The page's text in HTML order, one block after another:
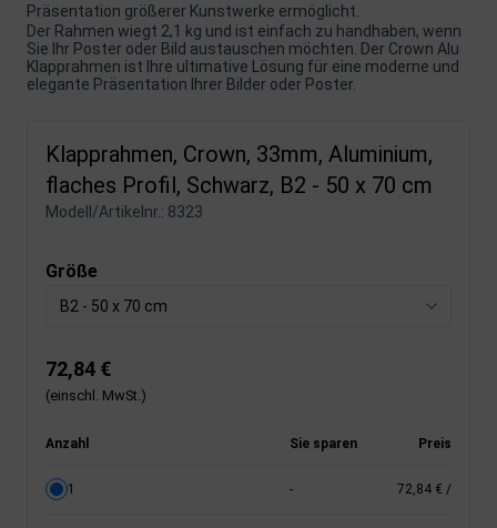
Präsentation größerer Kunstwerke ermöglicht.
Der Rahmen wiegt 2,1 kg und ist einfach zu handhaben, wenn
Sie Ihr Poster oder Bild austauschen möchten. Der Crown Alu
Klapprahmen ist Ihre ultimative Lösung für eine moderne und
elegante Präsentation Ihrer Bilder oder Poster.
Klapprahmen, Crown, 33mm, Aluminium,
flaches Profil, Schwarz, B2 - 50 x 70 cm
Modell/Artikelnr.: 8323
Größe
B2 - 50 x 70 cm
72,84 €
(einschl. MwSt.)
Anzahl Sie sparen Preis
1 - 72,84 € /